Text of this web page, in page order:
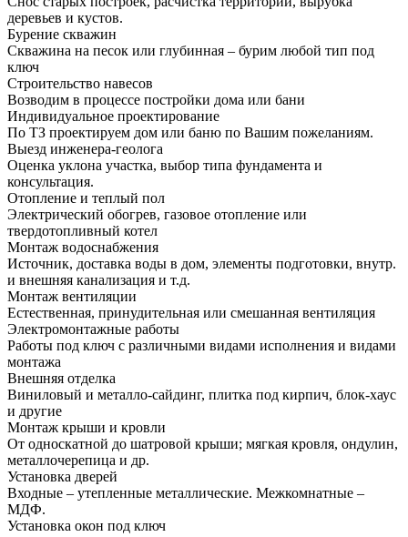
деревьев и кустов.
Бурение скважин
Скважина на песок или глубинная – бурим любой тип под
ключ
Строительство навесов
Возводим в процессе постройки дома или бани
Индивидуальное проектирование
По ТЗ проектируем дом или баню по Вашим пожеланиям.
Выезд инженера-геолога
Оценка уклона участка, выбор типа фундамента и
консультация.
Отопление и теплый пол
Электрический обогрев, газовое отопление или
твердотопливный котел
Монтаж водоснабжения
Источник, доставка воды в дом, элементы подготовки, внутр.
и внешняя канализация и т.д.
Монтаж вентиляции
Естественная, принудительная или смешанная вентиляция
Электромонтажные работы
Работы под ключ с различными видами исполнения и видами
монтажа
Внешняя отделка
Виниловый и металло-сайдинг, плитка под кирпич, блок-хаус
и другие
Монтаж крыши и кровли
От односкатной до шатровой крыши; мягкая кровля, ондулин,
металлочерепица и др.
Установка дверей
Входные – утепленные металлические. Межкомнатные –
МДФ.
Установка окон под ключ